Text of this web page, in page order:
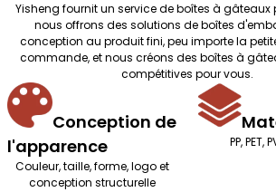
Yisheng fournit un service de boîtes à gâteaux
nous offrons des solutions de boîtes
conception au produit fini, peu importe la
commande, et nous créons des boîtes à
compétitives pour vous.
Conception de
l'apparence
Couleur, taille, forme, logo et
conception structurelle
PP, PET,